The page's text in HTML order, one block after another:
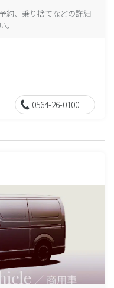
約、乗り捨てなどの詳細
0564-26-0100